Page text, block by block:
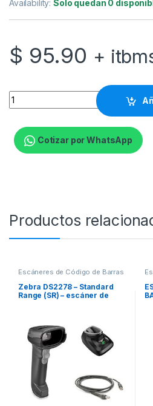
Availability:Solo quedan 0
$ 95.90 +
Newland - Lector de codigo de
Cotizar por WhatsApp
Productos
Escáneres de Código de Barras
Zebra DS2278 – Standard
Range (SR) – escáner de
descodificado – Bluetooth
4.0